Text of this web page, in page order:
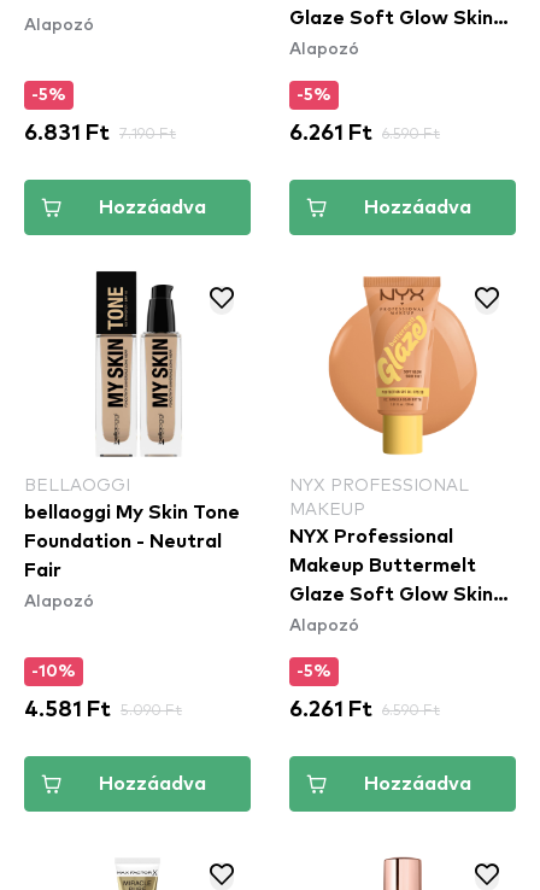
Alapozó
-5%
6.831 Ft 7.190 Ft
Hozzáadva
Glaze Soft Glow Skin
Tint SPF30 - Chai
Alapozó
-5%
6.261 Ft 6.590 Ft
Hozzáadva
BELLAOGGI
bellaoggi My Skin Tone
Foundation - Neutral
Fair
Alapozó
-10%
4.581 Ft 5.090 Ft
Hozzáadva
NYX PROFESSIONAL
MAKEUP
NYX Professional
Makeup Buttermelt
Glaze Soft Glow Skin
Tint SPF30 - Vanilla
Alapozó
-5%
6.261 Ft 6.590 Ft
Hozzáadva